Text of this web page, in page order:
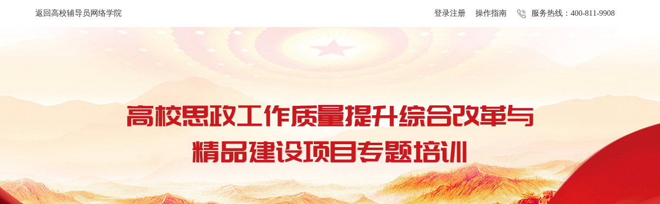
返回高校辅导员网络学院 登录注册 操作指南 服务热线：400-811-9908